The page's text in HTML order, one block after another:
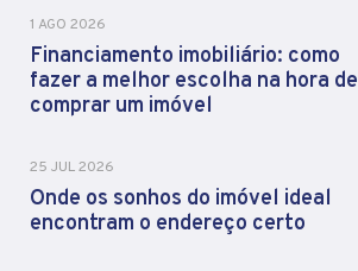
1 AGO 2026
Financiamento imobiliário: como
fazer a melhor escolha na hora de
comprar um imóvel
25 JUL 2026
Onde os sonhos do imóvel ideal
encontram o endereço certo